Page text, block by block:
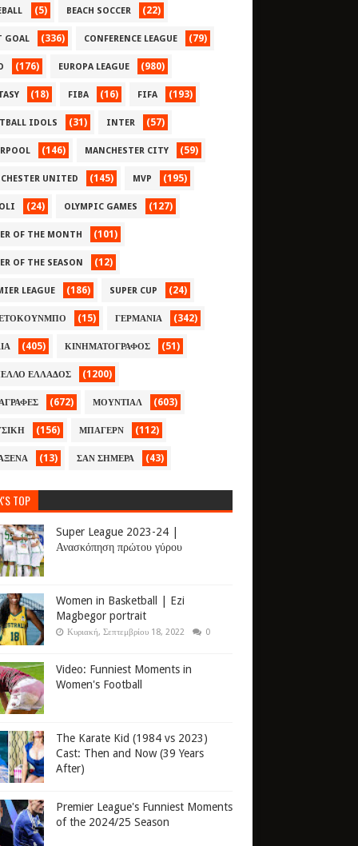
(5) BEACH SOCCER (22)
GOAL (336) CONFERENCE LEAGUE (79)
(176) EUROPA LEAGUE (980)
(18) FIBA (16) FIFA (193)
IDOLS (31) INTER (57)
(146) MANCHESTER CITY (59)
UNITED (145) MVP (195)
(24) OLYMPIC GAMES (127)
OF THE MONTH (101)
OF THE SEASON (12)
LEAGUE (186) SUPER CUP (24)
(15) ΓΕΡΜΑΝΙΑ (342)
(405) ΚΙΝΗΜΑΤΟΓΡΑΦΟΣ (51)
ΕΛΛΑΔΟΣ (1200)
(672) ΜΟΥΝΤΙΑΛ (603)
(156) ΜΠΑΓΕΡΝ (112)
(13) ΣΑΝ ΣΗΜΕΡΑ (43)
TOP
Super League 2023-24 |
Ανασκόπηση πρώτου γύρου
Women in Basketball | Ezi
Magbegor portrait
Κυριακή, Σεπτεμβρίου 18, 2022 0
Video: Funniest Moments in
Women's Football
The Karate Kid (1984 vs 2023)
Cast: Then and Now (39 Years
After)
Premier League's Funniest Moments
of the 2024/25 Season